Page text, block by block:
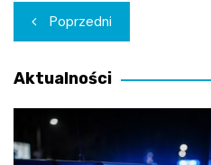
Nawigacja
wpisu
Poprzedni
Aktualności